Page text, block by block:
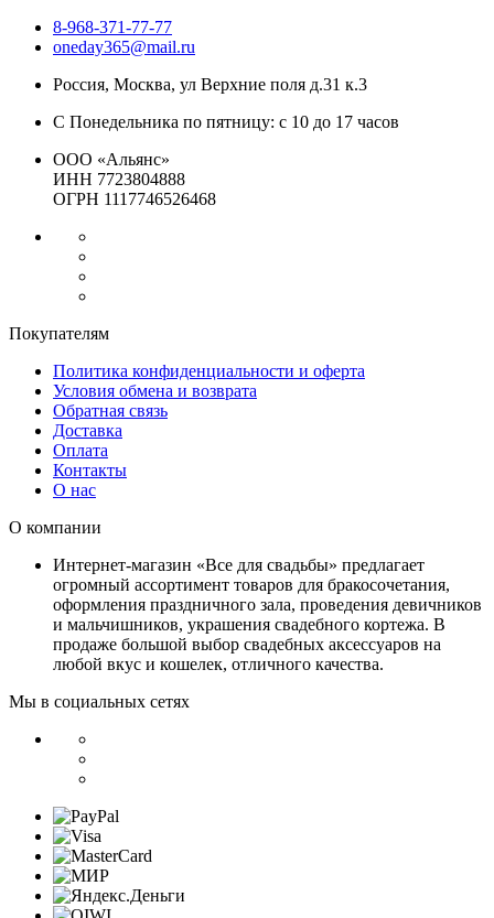
8-968-371-77-77
oneday365@mail.ru
Россия, Москва, ул Верхние поля д.31 к.3
С Понедельника по пятницу: с 10 до 17 часов
ООО «Альянс»
ИНН 7723804888
ОГРН 1117746526468
Покупателям
Политика конфиденциальности и оферта
Условия обмена и возврата
Обратная связь
Доставка
Оплата
Контакты
О нас
О компании
Интернет-магазин «Все для свадьбы» предлагает
огромный ассортимент товаров для бракосочетания,
оформления праздничного зала, проведения девичников
и мальчишников, украшения свадебного кортежа. В
продаже большой выбор свадебных аксессуаров на
любой вкус и кошелек, отличного качества.
Мы в социальных сетях